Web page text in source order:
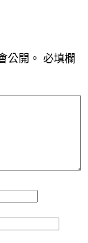
公開。 必填欄